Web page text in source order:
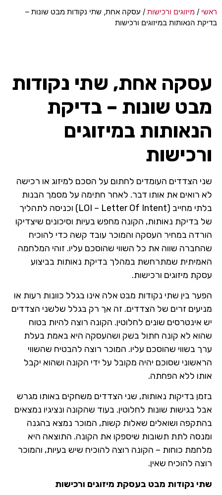
ראשי / מיזוגים ורכישות / עסקה אחת, שתי נקודות מבט שונות –
בדיקת הנאותות במיזוגים ורכישות
עסקה אחת, שתי נקודות
מבט שונות – בדיקת
הנאותות במיזוגים
ורכישות
שני הצדדים העומדים לחתום על הסכם למיזוג או רכישה
לא רואים את אותו דבר. לאחר חתימה על מסמך הבנות
בלתי מחייב (LOI – Letter Of Intent) וכניסה לתהליך
של בדיקת נאותות, הקונה מחפש בעיות וסיכונים שיצדיקו
הורדה במחיר העסקה והמוכר עובד קשה כדי להוכיח
שהחברה שווה את כל השווי שהוסכם עליו. זוהי המלחמה
האמיתית שמתרחשת במהלך בדיקת נאותות בביצוע
עסקת מיזוגים ורכישות.
הפער בין שתי נקודות מבט אלה אינו בגלל כוונות רעות או
מניעים זרים של הצדדים. זה אך רק בגלל שלשני הצדדים
יש אינטרסים שונים לחלוטין. הקונה רוצה להיות בטוח
שהוא לא קונה חתול בשק ושהעסקה היא באמת בעלת
ערך בשווי שהוסכם עליו. המוכר רוצה להבטיח שהשווי
הראשוני שסוכם יהיה מקובל על ידי הקונה ושהוא יקבל
אותו ללא הפחתה.
בזמן בדיקות נאותות, שני הצדדים משחקים באותו מגרש
אבל בגישות שונות לחלוטין. בעוד שהקונה ונציגיו נמצאים
בהתקפה ושואלים שאלות קשות, המוכר נמצא בהגנה
ומנסה לתת תשובות שיספקו את הקונה. התוצאה היא
מלחמת כוחות – הקונה רוצה להוכיח שיש בעיות, והמוכר
רוצה להוכיח שאין.
שתי נקודות מבט בעסקת מיזוגים ורכישות